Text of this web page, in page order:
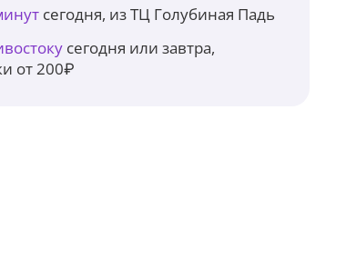
сегодня, из ТЦ Голубиная Падь
сегодня или завтра,
от 200₽